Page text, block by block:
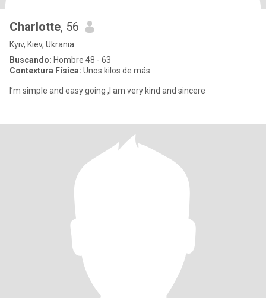
Charlotte, 56
Kyiv, Kiev, Ukrania
Buscando: Hombre 48 - 63
Contextura Física: Unos kilos de más
I’m simple and easy going ,I am very kind and sincere